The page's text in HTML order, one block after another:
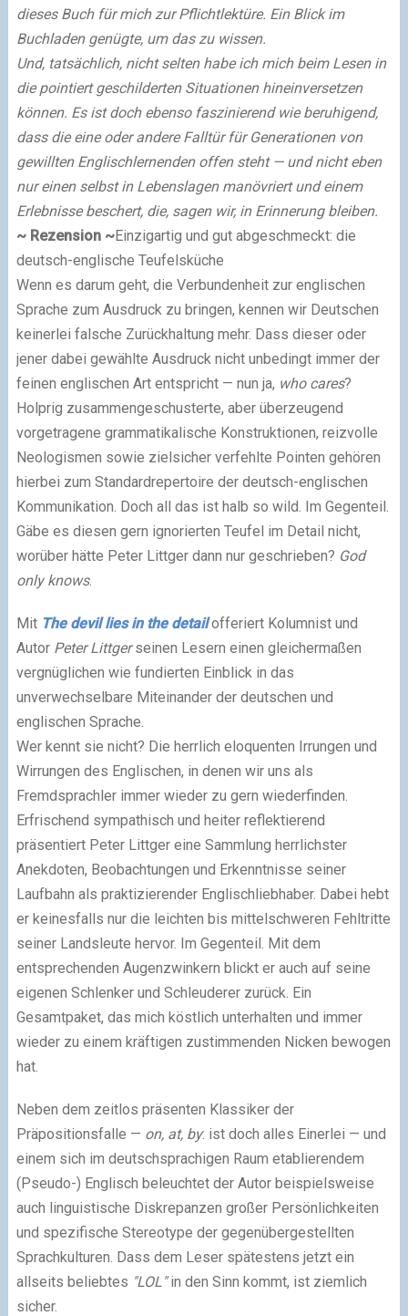
dieses Buch für mich zur Pflichtlektüre. Ein Blick im
Buchladen genügte, um das zu wissen.
Und, tatsächlich, nicht selten habe ich mich beim Lesen in
die pointiert geschilderten Situationen hineinversetzen
können. Es ist doch ebenso faszinierend wie beruhigend,
dass die eine oder andere Falltür für Generationen von
gewillten Englischlernenden offen steht — und nicht eben
nur einen selbst in Lebenslagen manövriert und einem
Erlebnisse beschert, die, sagen wir, in Erinnerung bleiben.
~ Rezension ~Einzigartig und gut abgeschmeckt: die
deutsch-englische Teufelsküche
Wenn es darum geht, die Verbundenheit zur englischen
Sprache zum Ausdruck zu bringen, kennen wir Deutschen
keinerlei falsche Zurückhaltung mehr. Dass dieser oder
jener dabei gewählte Ausdruck nicht unbedingt immer der
feinen englischen Art entspricht — nun ja, who cares?
Holprig zusammengeschusterte, aber überzeugend
vorgetragene grammatikalische Konstruktionen, reizvolle
Neologismen sowie zielsicher verfehlte Pointen gehören
hierbei zum Standardrepertoire der deutsch-englischen
Kommunikation. Doch all das ist halb so wild. Im Gegenteil.
Gäbe es diesen gern ignorierten Teufel im Detail nicht,
worüber hätte Peter Littger dann nur geschrieben? God
only knows.
Mit The devil lies in the detailofferiert Kolumnist und
Autor Peter Littgerseinen Lesern einen gleichermaßen
vergnüglichen wie fundierten Einblick in das
unverwechselbare Miteinander der deutschen und
englischen Sprache.
Wer kennt sie nicht? Die herrlich eloquenten Irrungen und
Wirrungen des Englischen, in denen wir uns als
Fremdsprachler immer wieder zu gern wiederfinden.
Erfrischend sympathisch und heiter reflektierend
präsentiert Peter Littger eine Sammlung herrlichster
Anekdoten, Beobachtungen und Erkenntnisse seiner
Laufbahn als praktizierender Englischliebhaber. Dabei hebt
er keinesfalls nur die leichten bis mittelschweren Fehltritte
seiner Landsleute hervor. Im Gegenteil. Mit dem
entsprechenden Augenzwinkern blickt er auch auf seine
eigenen Schlenker und Schleuderer zurück. Ein
Gesamtpaket, das mich köstlich unterhalten und immer
wieder zu einem kräftigen zustimmenden Nicken bewogen
hat.
Neben dem zeitlos präsenten Klassiker der
Präpositionsfalle — on, at, by: ist doch alles Einerlei — und
einem sich im deutschsprachigen Raum etablierendem
(Pseudo-) Englisch beleuchtet der Autor beispielsweise
auch linguistische Diskrepanzen großer Persönlichkeiten
und spezifische Stereotype der gegenübergestellten
Sprachkulturen. Dass dem Leser spätestens jetzt ein
allseits beliebtes "LOL"in den Sinn kommt, ist ziemlich
sicher.